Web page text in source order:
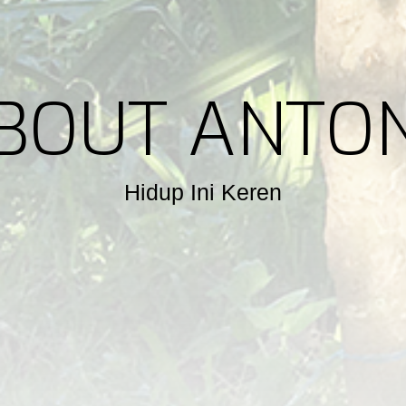
Hidup Ini Keren